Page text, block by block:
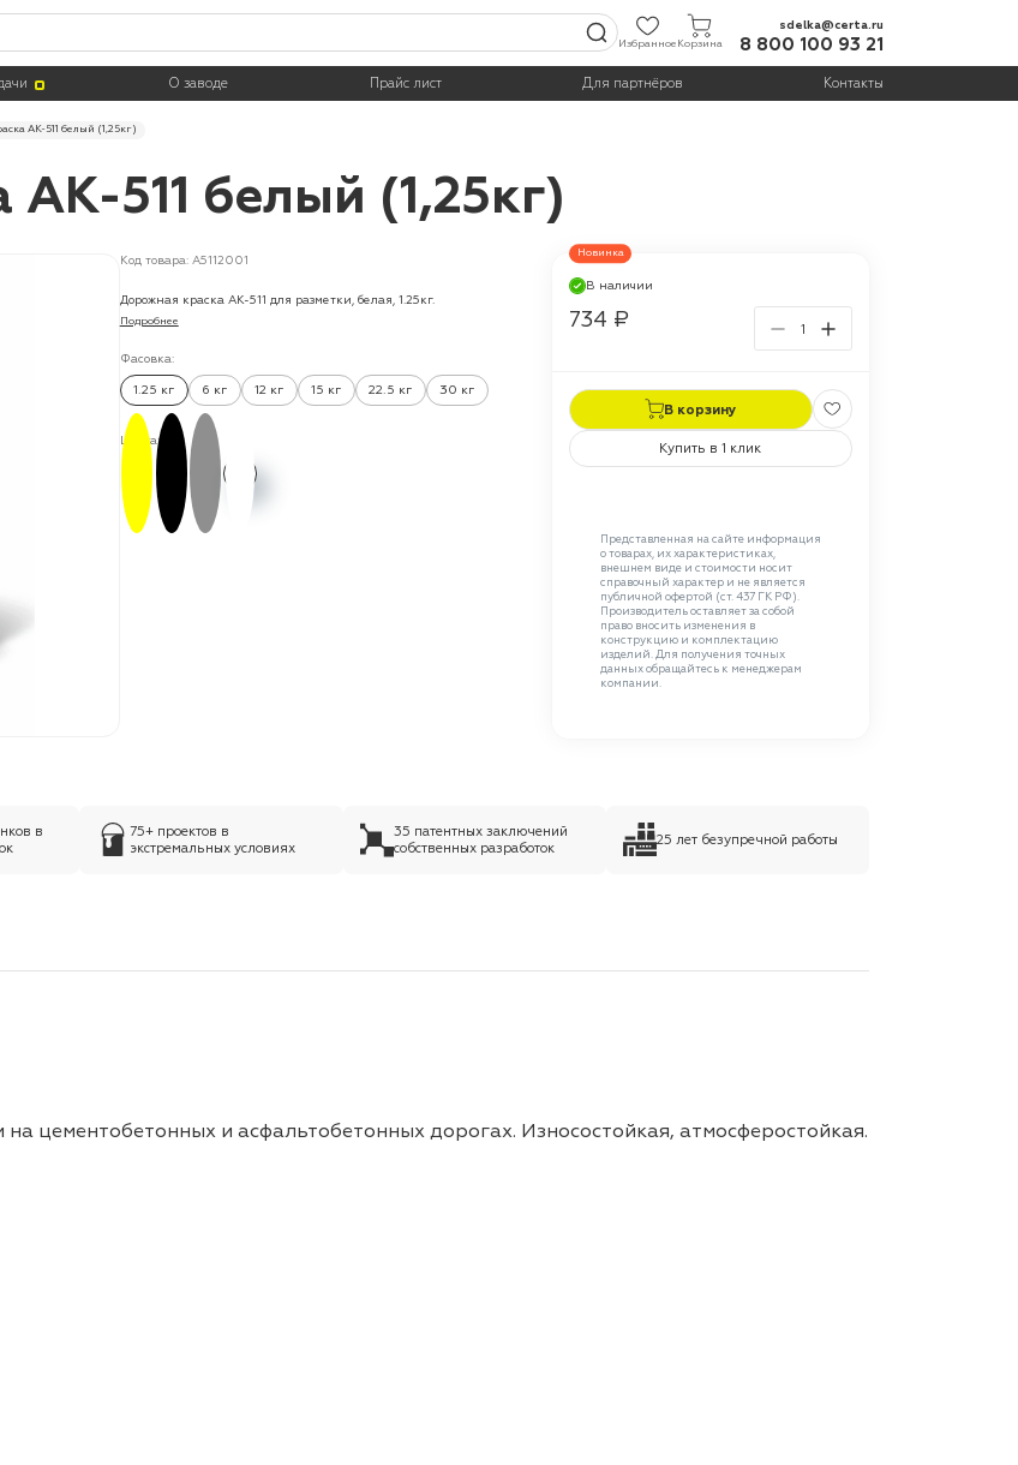
ИзбранноеКорзина
sdelka@certa.ru
8 800 100 93 21
О заводе Прайс лист Для партнёров Контакты
АК-511 белый (1,25кг)
511 белый (1,25кг)
Код товара: A5112001
Дорожная краска АК-511 для разметки, белая, 1.25кг.
Подробнее
Фасовка:
1.25 кг 6 кг 12 кг 15 кг 22.5 кг 30 кг
Цвета:
Новинка
В наличии
734 ₽
В корзину
Купить в 1 клик
Представленная на сайте информация
о товарах, их характеристиках,
внешнем виде и стоимости носит
справочный характер и не является
публичной офертой (ст. 437 ГК РФ).
Производитель оставляет за собой
право вносить изменения в
конструкцию и комплектацию
изделий. Для получения точных
данных обращайтесь к менеджерам
компании.
в
75+ проектов в
экстремальных условиях
35 патентных заключений
собственных разработок
25 лет безупречной работы
цементобетонных и асфальтобетонных дорогах. Износостойкая, атмосферостойкая.